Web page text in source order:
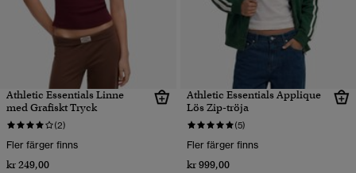
Athletic Essentials Linne
med Grafiskt Tryck
(2)
Fler färger finns
kr 249,00
Athletic Essentials Applique
Lös Zip-tröja
(5)
Fler färger finns
kr 999,00